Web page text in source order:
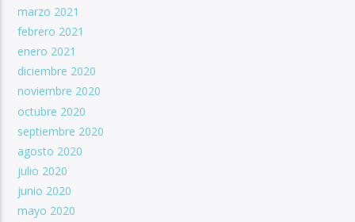
marzo 2021
febrero 2021
enero 2021
diciembre 2020
noviembre 2020
octubre 2020
septiembre 2020
agosto 2020
julio 2020
junio 2020
mayo 2020